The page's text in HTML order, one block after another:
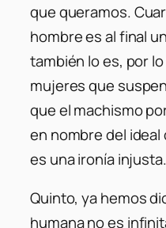
que queramos.
hombre es al final
también lo es, por
mujeres que
que el machismo
en nombre del
es una ironía injusta.
Quinto, ya hemos
humana no es